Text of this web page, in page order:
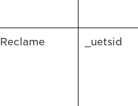
Reclame _uetsid